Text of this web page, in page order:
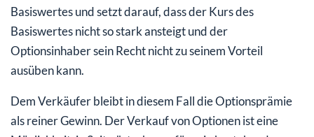
Basiswertes und setzt darauf, dass der Kurs des
Basiswertes nicht so stark ansteigt und der
Optionsinhaber sein Recht nicht zu seinem Vorteil
ausüben kann.
Dem Verkäufer bleibt in diesem Fall die Optionsprämie
als reiner Gewinn. Der Verkauf von Optionen ist eine